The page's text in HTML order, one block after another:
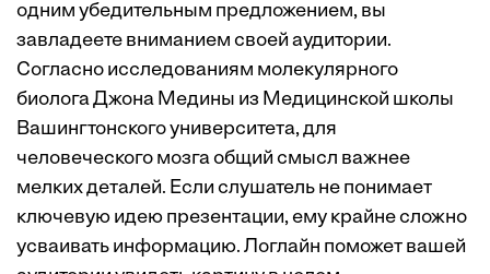
одним убедительным предложением, вы
завладеете вниманием своей аудитории.
Согласно исследованиям молекулярного
биолога Джона Медины из Медицинской школы
Вашингтонского университета, для
человеческого мозга общий смысл важнее
мелких деталей. Если слушатель не понимает
ключевую идею презентации, ему крайне сложно
усваивать информацию. Логлайн поможет вашей